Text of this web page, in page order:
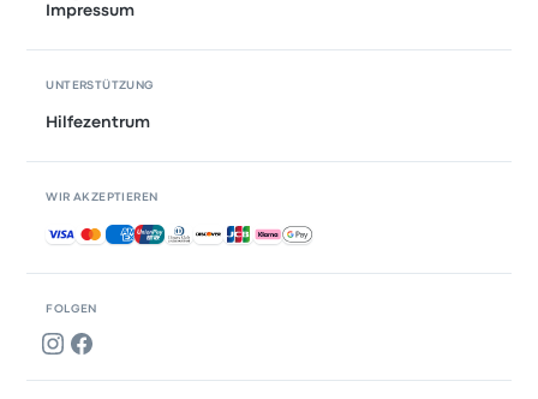
FOLGEN
Impressum
UNTERSTÜTZUNG
Hilfezentrum
WIR AKZEPTIEREN
Akzeptierte Zahlungsmethoden